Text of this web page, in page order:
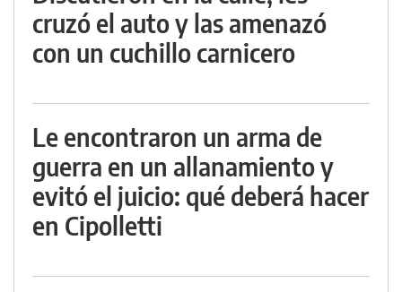
cruzó el auto y las amenazó
con un cuchillo carnicero
Le encontraron un arma de
guerra en un allanamiento y
evitó el juicio: qué deberá hacer
en Cipolletti